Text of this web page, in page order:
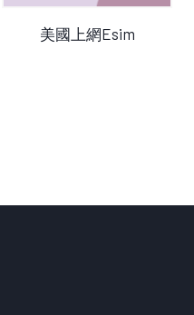
查看產品
美國上網Esim